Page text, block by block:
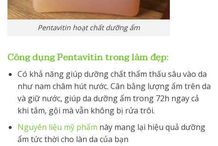
Pentavitin hoạt chất dưỡng ẩm
Công dụng Pentavitin trong làm đẹp:
Có khả năng giúp dưỡng chất thẩm thấu sâu vào da
như nam châm hút nước. Cân bằng lượng ẩm trên da
và giữ nước, giúp da dưỡng ẩm trong 72h ngay cả
khi tắm, gội mà vẫn không bị rửa trôi.
Nguyên liệu mỹ phẩm này mang lại hiệu quả dưỡng
ẩm tức thời cho làn da của bạn